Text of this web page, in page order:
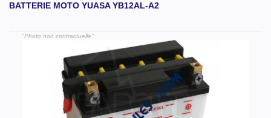
BATTERIE MOTO YUASA YB12AL-A2
"Photo non contractuelle"